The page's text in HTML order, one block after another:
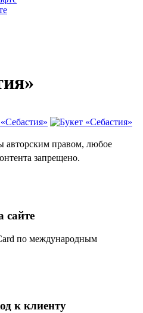
правом, любое
запрещено.
сайте
по международным
к клиенту